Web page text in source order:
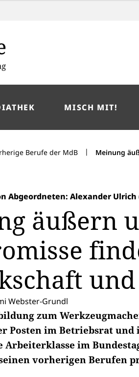
MISCH MIT!
Berufe der MdB | Meinung
Abgeordneten: Alexander Ulrich
äußern
Webster-Grundl
zum
Posten im Betriebsrat und
Arbeiterklasse im
vorherigen Berufen